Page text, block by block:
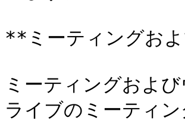
**ミーティングお
ミーティングおよ
ライブのミーティ